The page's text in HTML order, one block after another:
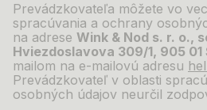
Prevádzkovateľa môžete vo
spracúvania a ochrany
na adrese Wink & Nod s. r. o.,
Hviezdoslavova 309/1, 905 01
mailom na e-mailovú adresu
Prevádzkovateľ v oblasti
osobných údajov neurčil